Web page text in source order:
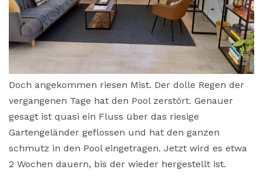
Doch angekommen riesen Mist. Der dolle Regen der
vergangenen Tage hat den Pool zerstört. Genauer
gesagt ist quasi ein Fluss über das riesige
Gartengeländer geflossen und hat den ganzen
schmutz in den Pool eingetragen. Jetzt wird es etwa
2 Wochen dauern, bis der wieder hergestellt ist.